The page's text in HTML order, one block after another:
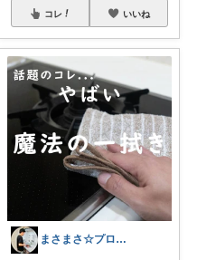
コレ いいね
まさまさ☆プロフも見てね✨